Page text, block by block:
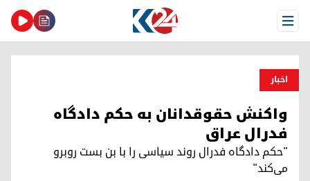
Open Menu
اخبار
واکنش حقوقدانان به حکم دادگاه
فدرال عراق
"حکم دادگاه فدرال روند سیاسی را با بن بست روبرو
می‌کند"